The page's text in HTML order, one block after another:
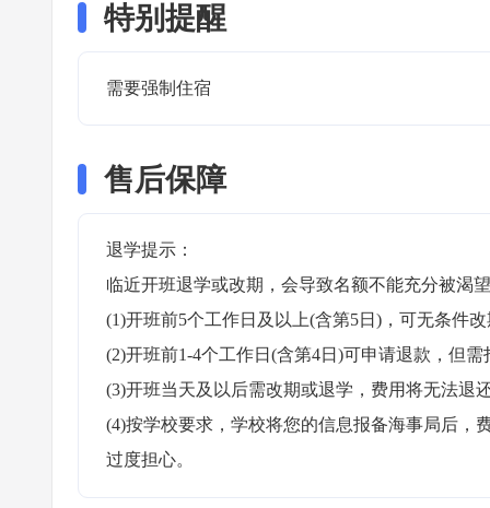
特别提醒
需要强制住宿
售后保障
退学提示：
临近开班退学或改期，会导致名额不能充分被渴
(1)开班前5个工作日及以上(含第5日)，可无条件
(2)开班前1-4个工作日(含第4日)可申请退款，但
(3)开班当天及以后需改期或退学，费用将无法退
(4)按学校要求，学校将您的信息报备海事局后，
过度担心。